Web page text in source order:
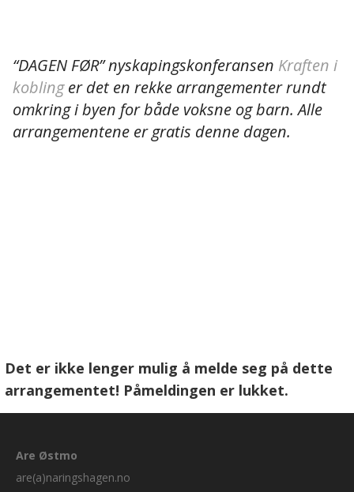
“DAGEN FØR” nyskapingskonferansen Kraften i
koblinger det en rekke arrangementer rundt
omkring i byen for både voksne og barn. Alle
arrangementene er gratis denne dagen.
Det er ikke lenger mulig å melde seg på dette
arrangementet! Påmeldingen er lukket.
Are Østmo
are(a)naringshagen.no